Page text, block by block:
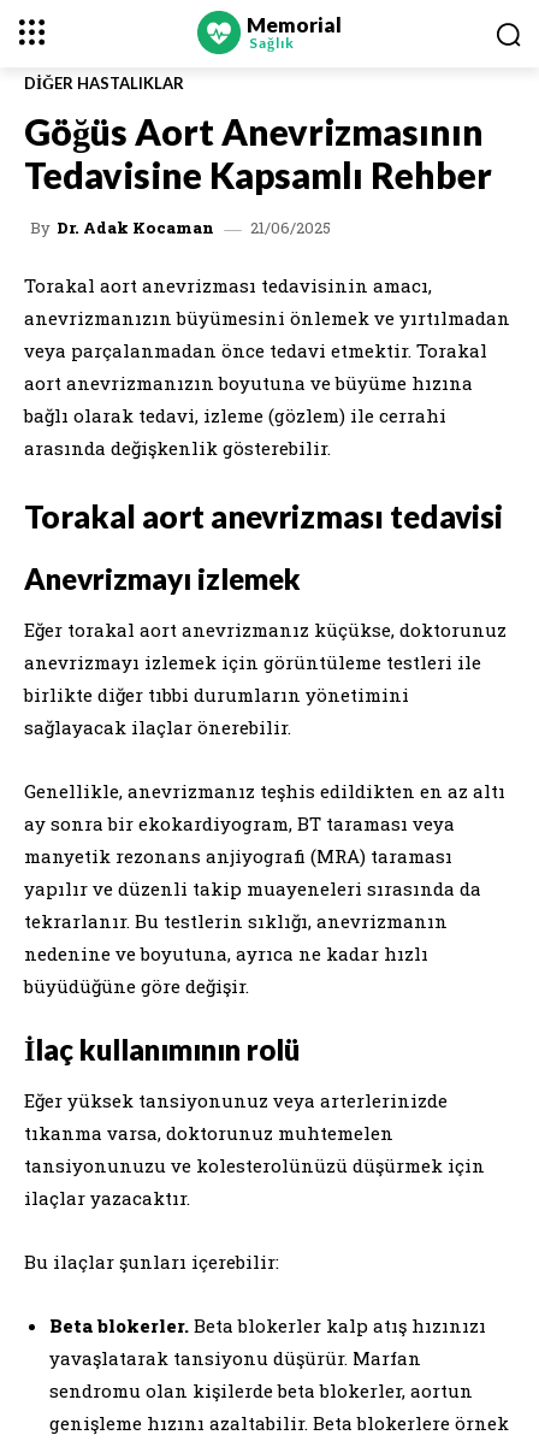
Memorial
Sağlık
DIĞER HASTALIKLAR
Göğüs Aort Anevrizmasının
Tedavisine Kapsamlı Rehber
By Dr. Adak Kocaman 21/06/2025
Torakal aort anevrizması tedavisinin amacı,
anevrizmanızın büyümesini önlemek ve yırtılmadan
veya parçalanmadan önce tedavi etmektir. Torakal
aort anevrizmanızın boyutuna ve büyüme hızına
bağlı olarak tedavi, izleme (gözlem) ile cerrahi
arasında değişkenlik gösterebilir.
Torakal aort anevrizması tedavisi
Anevrizmayı izlemek
Eğer torakal aort anevrizmanız küçükse, doktorunuz
anevrizmayı izlemek için görüntüleme testleri ile
birlikte diğer tıbbi durumların yönetimini
sağlayacak ilaçlar önerebilir.
Genellikle, anevrizmanız teşhis edildikten en az altı
ay sonra bir ekokardiyogram, BT taraması veya
manyetik rezonans anjiyografi (MRA) taraması
yapılır ve düzenli takip muayeneleri sırasında da
tekrarlanır. Bu testlerin sıklığı, anevrizmanın
nedenine ve boyutuna, ayrıca ne kadar hızlı
büyüdüğüne göre değişir.
İlaç kullanımının rolü
Eğer yüksek tansiyonunuz veya arterlerinizde
tıkanma varsa, doktorunuz muhtemelen
tansiyonunuzu ve kolesterolünüzü düşürmek için
ilaçlar yazacaktır.
Bu ilaçlar şunları içerebilir:
Beta blokerler. Beta blokerler kalp atış hızınızı
yavaşlatarak tansiyonu düşürür. Marfan
sendromu olan kişilerde beta blokerler, aortun
genişleme hızını azaltabilir. Beta blokerlere örnek